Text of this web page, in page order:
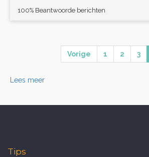
100% Beantwoorde berichten
Vorige 1 2 3
Lees meer
Tips